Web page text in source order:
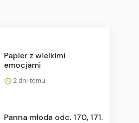
Papier z wielkimi
emocjami
2 dni temu
Panna młoda odc. 170, 171.